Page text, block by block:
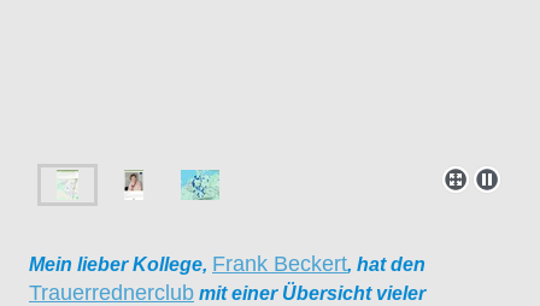
Mein lieber Kollege, Frank Beckert, hat den
Trauerrednerclub mit einer Übersicht vieler